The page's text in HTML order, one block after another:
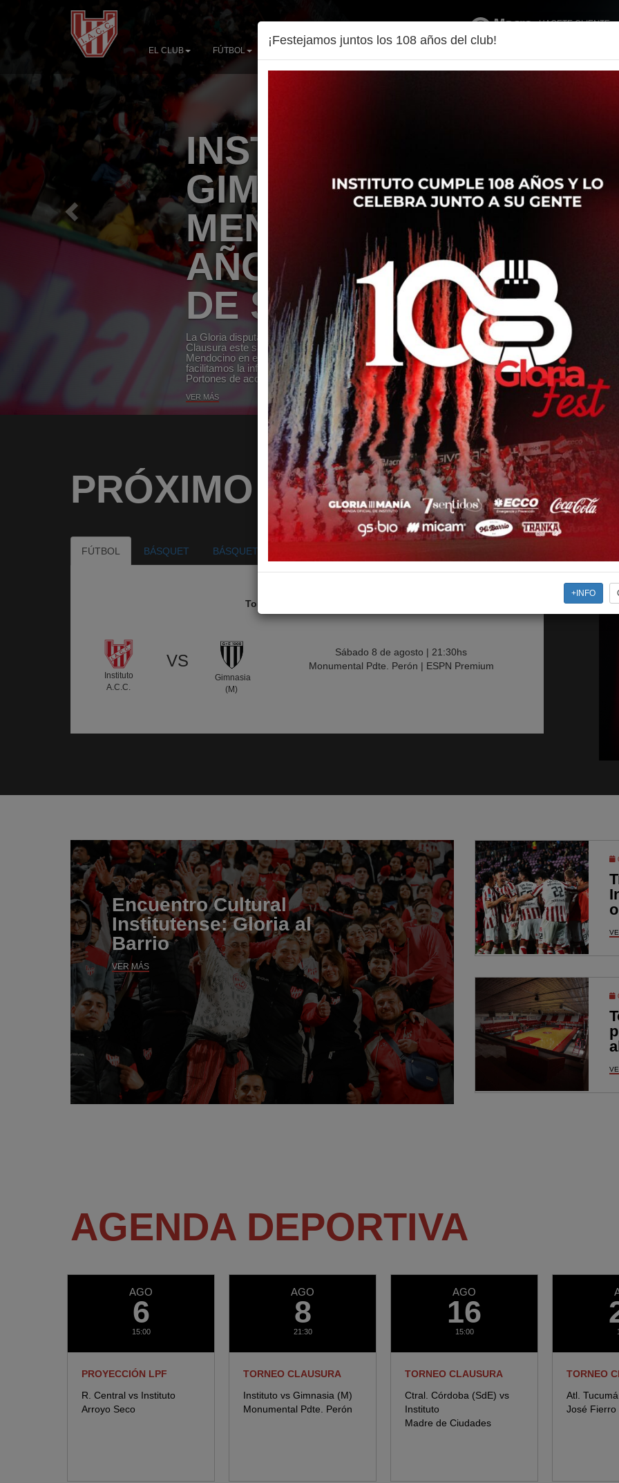
HACETE CLIENTE
EL CLUB FÚTBOL
TU CASA, TU FAMILIA,
TU CLUB: LOS
BENEFICIOS DE SER
SOCIO/A
ASOCIÁNDOTE, disfrutas de una serie de beneficios exclusivos que enriquecen tu
experiencia en el club. Acá te los presentamos: Hacete cliente de Banco Macro:
accedés a descuentos exclusivos en el pago de tu cuota social, abonos, Gloriamania,
Instituto Educativo Alta Córdoba y Profesorado IEAC. Más información en
macro.com.ar/instituto. Suscripción a Club La Voz: Una vez […]
VER MÁS
Previous
PRÓXIMO PARTIDO
FÚTBOL BÁSQUET BÁSQUET FEMENINO
Torneo Clausura - Fecha 4
Instituto
A.C.C.
VS
Gimnasia
(M)
Sábado 8 de agosto | 21:30hs
Monumental Pdte. Perón | ESPN Premium
Encuentro Cultural
Institutense: Gloria al
Barrio
VER MÁS
AGENDA DEPORTIVA
AGO
6
15:00
PROYECCIÓN LPF
R. Central vs Instituto
Arroyo Seco
AGO
8
21:30
TORNEO CLAUSURA
Instituto vs Gimnasia (M)
Monumental Pdte. Perón
AGO
16
15:00
TORNEO CLAUSURA
Ctral. Córdoba (SdE) vs
Instituto
Madre de Ciudades
TORNEO
Atl.
José Fierro
¡Festejamos juntos los 108 años del club!
+INFO